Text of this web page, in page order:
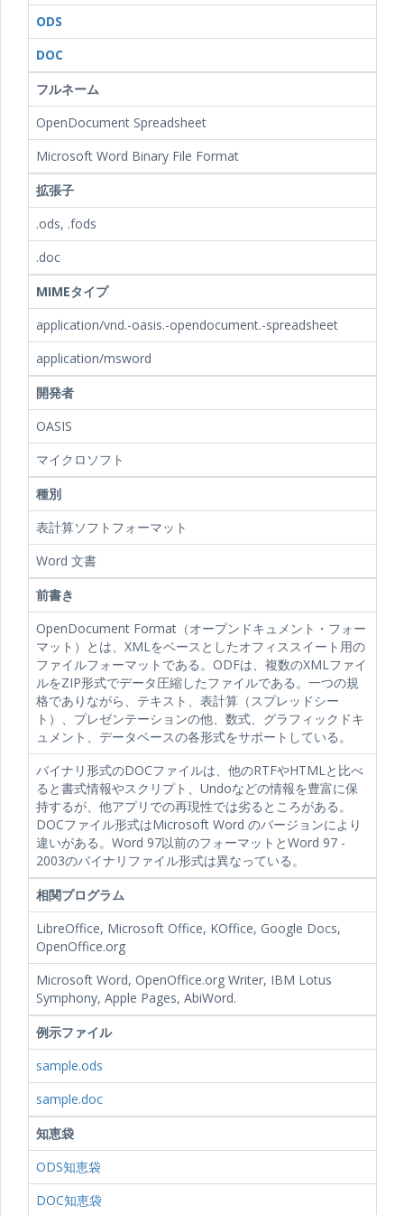
ODS
DOC
フルネーム
OpenDocument Spreadsheet
Microsoft Word Binary File Format
拡張子
.ods, .fods
.doc
MIMEタイプ
application/vnd.-oasis.-opendocument.-spreadsheet
application/msword
開発者
OASIS
マイクロソフト
種別
表計算ソフトフォーマット
Word 文書
前書き
OpenDocument Format（オープンドキュメント・フォー
マット）とは、XMLをベースとしたオフィススイート用の
ファイルフォーマットである。ODFは、複数のXMLファイ
ルをZIP形式でデータ圧縮したファイルである。一つの規
格でありながら、テキスト、表計算（スプレッドシー
ト）、プレゼンテーションの他、数式、グラフィックドキ
ュメント、データベースの各形式をサポートしている。
バイナリ形式のDOCファイルは、他のRTFやHTMLと比べ
ると書式情報やスクリプト、Undoなどの情報を豊富に保
持するが、他アプリでの再現性では劣るところがある。
DOCファイル形式はMicrosoft Word のバージョンにより
違いがある。Word 97以前のフォーマットとWord 97 -
2003のバイナリファイル形式は異なっている。
相関プログラム
LibreOffice, Microsoft Office, KOffice, Google Docs,
OpenOffice.org
Microsoft Word, OpenOffice.org Writer, IBM Lotus
Symphony, Apple Pages, AbiWord.
例示ファイル
sample.ods
sample.doc
知恵袋
ODS知恵袋
DOC知恵袋